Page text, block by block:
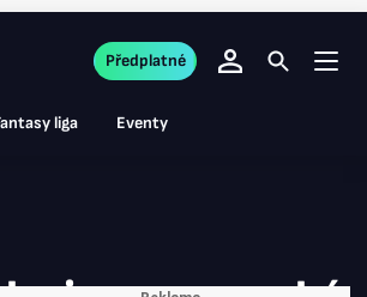
liga Eventy
Předplatné